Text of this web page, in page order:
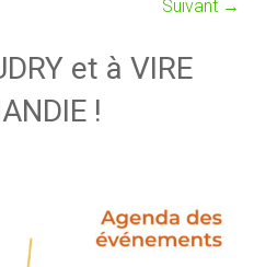
Suivant →
et à VIRE
!